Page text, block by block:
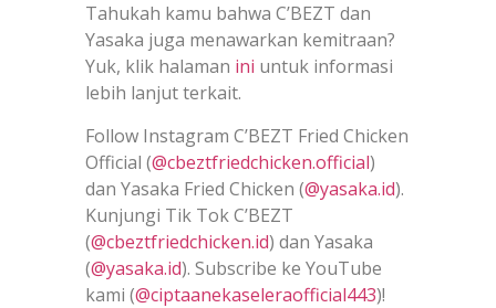
Tahukah kamu bahwa C’BEZT dan
Yasaka juga menawarkan kemitraan?
Yuk, klik halaman ini untuk informasi
lebih lanjut terkait.
Follow Instagram C’BEZT Fried Chicken
Official (@cbeztfriedchicken.official)
dan Yasaka Fried Chicken (@yasaka.id).
Kunjungi Tik Tok C’BEZT
(@cbeztfriedchicken.id) dan Yasaka
(@yasaka.id). Subscribe ke YouTube
kami (@ciptaanekaseleraofficial443)!